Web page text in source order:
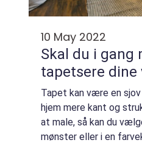
10 May 2022
Skal du i gang
tapetsere
Tapet kan være en
hjem mere kant og
at male, så kan du
mønster eller i en